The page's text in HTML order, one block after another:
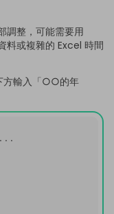
調整，可能需要用
料或複雜的 Excel 時間
方輸入「○○的年